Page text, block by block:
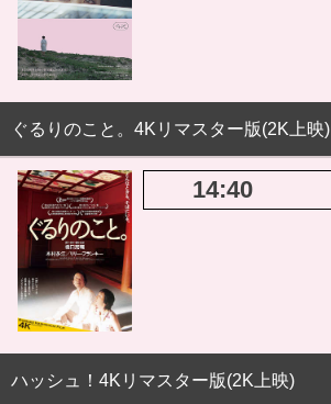
ぐるりのこと。4Kリマスター版(2K上映)
14:40
ハッシュ！4Kリマスター版(2K上映)